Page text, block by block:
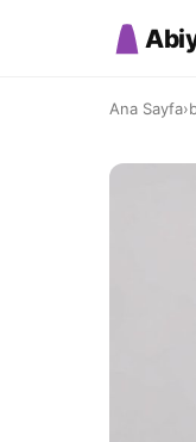
Ana Sayfa›